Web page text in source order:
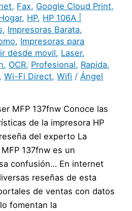
, Fax, Google Cloud Print,
, HP, HP 106A |
, Impresoras Barata,
, Impresoras para
desde movil, Laser,
, OCR, Profesional, Rapida,
,Wi-Fi Direct,Wifi / Ángel
MFP 137fnw Conoce las
de la impresora HP
del experto La
137fnw es un
confusión… En internet
reseñas de esta
de ventas con datos
fomentan la